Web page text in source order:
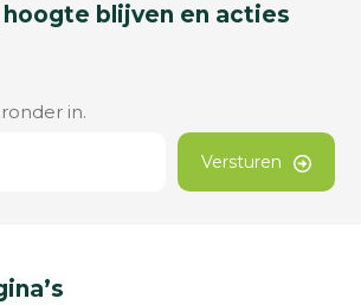
blijven en acties
in.
Versturen